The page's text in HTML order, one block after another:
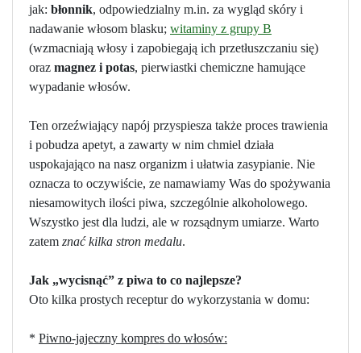
jak: błonnik, odpowiedzialny m.in. za wygląd skóry i
nadawanie włosom blasku; witaminy z grupy B
(wzmacniają włosy i zapobiegają ich przetłuszczaniu się)
oraz magnez i potas, pierwiastki chemiczne hamujące
wypadanie włosów.
Ten orzeźwiający napój przyspiesza także proces trawienia
i pobudza apetyt, a zawarty w nim chmiel działa
uspokajająco na nasz organizm i ułatwia zasypianie. Nie
oznacza to oczywiście, ze namawiamy Was do spożywania
niesamowitych ilości piwa, szczególnie alkoholowego.
Wszystko jest dla ludzi, ale w rozsądnym umiarze. Warto
zatem znać kilka stron medalu.
Jak „wycisnąć” z piwa to co najlepsze?
Oto kilka prostych receptur do wykorzystania w domu:
* Piwno-jajeczny kompres do włosów: